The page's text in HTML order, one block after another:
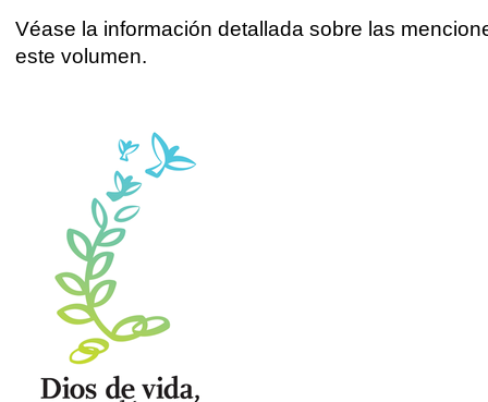
Véase la información detallada sobre las
este volumen.